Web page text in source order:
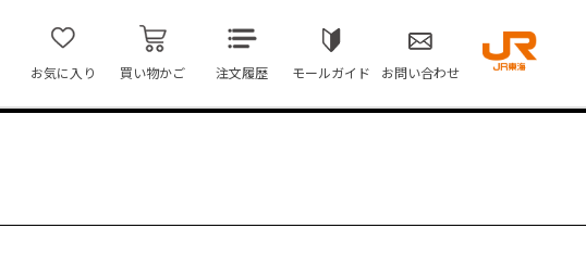
お気に入り 買い物かご 注文履歴 モールガイド お問い合わせ